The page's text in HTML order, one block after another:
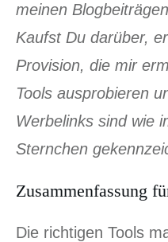
meinen
Kaufst Du darüber,
Provision, die mir
Tools ausprobieren
Werbelinks sind wie
Sternchen
Zusammenfassung
Die richtigen Tools